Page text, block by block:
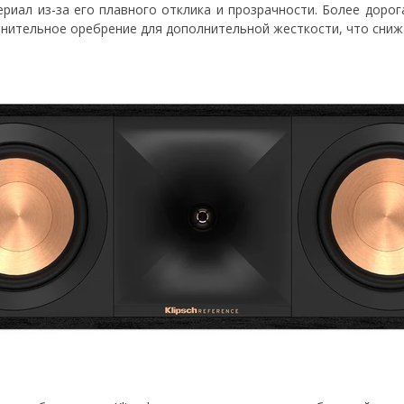
из-за его плавного отклика и прозрачности. Более
оребрение для дополнительной жесткости, что